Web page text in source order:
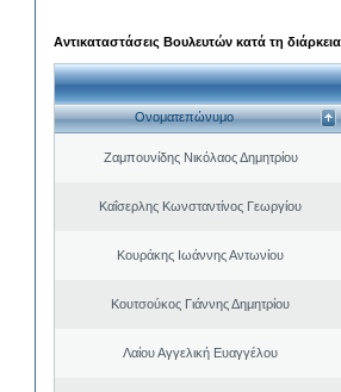
Αντικαταστάσεις Βουλευτών κατά τη
Ονοματεπώνυμο
Ζαμπουνίδης Νικόλαος Δημητρίου
Καΐσερλης Κωνσταντίνος Γεωργίου
Κουράκης Ιωάννης Αντωνίου
Κουτσούκος Γιάννης Δημητρίου
Λαίου Αγγελική Ευαγγέλου